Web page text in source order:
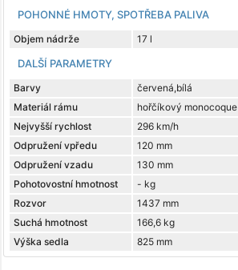
POHONNÉ HMOTY, SPOTŘEBA PALIVA
Objem nádrže 17 l
DALŠÍ PARAMETRY
Barvy
červená,bílá
Materiál rámu
hořčíkový monocoque
Nejvyšší rychlost
296 km/h
Odpružení vpředu
120 mm
Odpružení vzadu
130 mm
Pohotovostní hmotnost
- kg
Rozvor
1437 mm
Suchá hmotnost
166,6 kg
Výška sedla
825 mm